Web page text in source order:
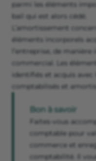
parmi les éléments
bail qui est alors cédé.
L’amortissement
éléments incorporels
l’entreprise, de
commercial. Les
identifiés et acquis
comptabilisés et
Bon à savoir
Faites-vous
comptable pour
commerce et
comptabilité. Il